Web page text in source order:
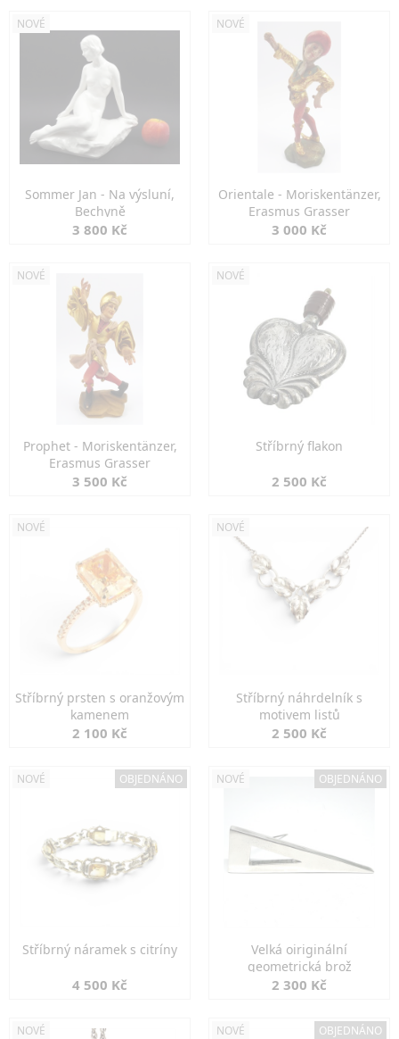
NOVÉ
Sommer Jan - Na výsluní,
Bechyně
3 800 Kč
NOVÉ
Orientale - Moriskentänzer,
Erasmus Grasser
3 000 Kč
NOVÉ
Prophet - Moriskentänzer,
Erasmus Grasser
3 500 Kč
NOVÉ
Stříbrný flakon
2 500 Kč
NOVÉ
Stříbrný prsten s oranžovým
kamenem
2 100 Kč
NOVÉ
Stříbrný náhrdelník s
motivem listů
2 500 Kč
NOVÉ OBJEDNÁNO
Stříbrný náramek s citríny
4 500 Kč
NOVÉ OBJEDNÁNO
Velká oiriginální
geometrická brož
2 300 Kč
NOVÉ NOVÉ OBJEDNÁNO